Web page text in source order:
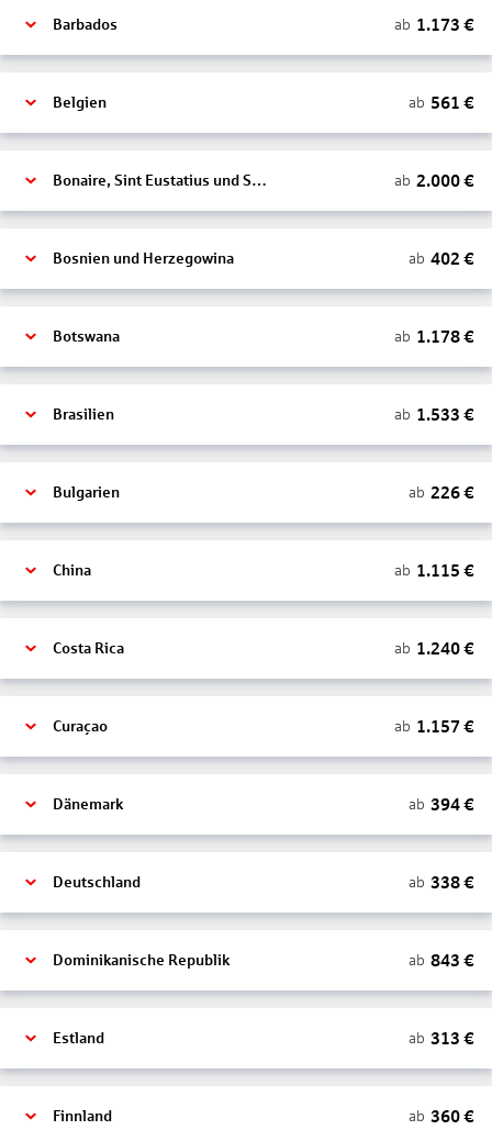
Barbados ab 1.173 €
Belgien ab 561 €
Bonaire, Sint Eustatius und Saba ab 2.000€
Bosnien und Herzegowina ab 402 €
Botswana ab 1.178€
Brasilien ab 1.533 €
Bulgarien ab 226€
China ab 1.115 €
Costa Rica ab 1.240€
Curaçao ab 1.157 €
Dänemark ab 394€
Deutschland ab 338€
Dominikanische Republik ab 843 €
Estland ab 313 €
Finnland ab 360€